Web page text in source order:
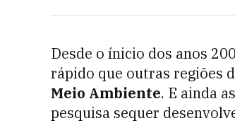
Desde o ínicio dos anos
rápido que outras regiões
Meio Ambiente. E ainda
pesquisa sequer